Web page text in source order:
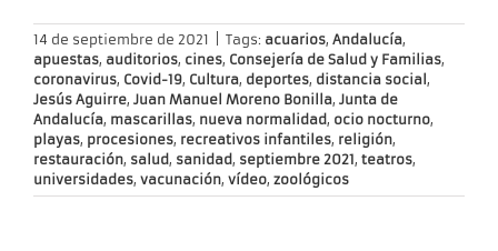
14 de septiembre de 2021 Tags: acuarios, Andalucía,
apuestas, auditorios, cines, Consejería de Salud y Familias,
coronavirus, Covid-19, Cultura, deportes, distancia social ,
Jesús Aguirre, Juan Manuel Moreno Bonilla, Junta de
Andalucía, mascarillas, nueva normalidad, ocio nocturno,
playas, procesiones, recreativos infantiles, religión,
restauración, salud, sanidad, septiembre 2021, teatros,
universidades, vacunación, vídeo, zoológicos